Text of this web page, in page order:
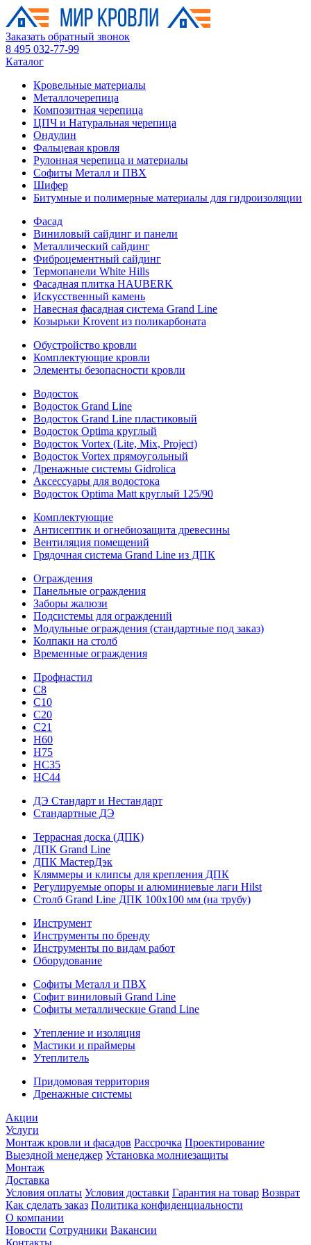
Заказать обратный звонок
8 495 032-77-99
Каталог
Кровельные материалы
Металлочерепица
Композитная черепица
ЦПЧ и Натуральная черепица
Ондулин
Фальцевая кровля
Рулонная черепица и материалы
Софиты Металл и ПВХ
Шифер
Битумные и полимерные материалы для гидроизоляции
Фасад
Виниловый сайдинг и панели
Металлический сайдинг
Фиброцементный сайдинг
Термопанели White Hills
Фасадная плитка HAUBERK
Искусственный камень
Навесная фасадная система Grand Line
Козырьки Krovent из поликарбоната
Обустройство кровли
Комплектующие кровли
Элементы безопасности кровли
Водосток
Водосток Grand Line
Водосток Grand Line пластиковый
Водосток Optima круглый
Водосток Vortex (Lite, Mix, Project)
Водосток Vortex прямоугольный
Дренажные системы Gidrolica
Аксессуары для водостока
Водосток Optima Matt круглый 125/90
Комплектующие
Антисептик и огнебиозащита древесины
Вентиляция помещений
Грядочная система Grand Line из ДПК
Ограждения
Панельные ограждения
Заборы жалюзи
Подсистемы для ограждений
Модульные ограждения (стандартные под заказ)
Колпаки на столб
Временные ограждения
Профнастил
С8
С10
С20
С21
H60
H75
HС35
НС44
ДЭ Стандарт и Нестандарт
Стандартные ДЭ
Террасная доска (ДПК)
ДПК Grand Line
ДПК МастерДэк
Кляммеры и клипсы для крепления ДПК
Регулируемые опоры и алюминиевые лаги Hilst
Столб Grand Line ДПК 100х100 мм (на трубу)
Инструмент
Инструменты по бренду
Инструменты по видам работ
Оборудование
Софиты Металл и ПВХ
Софит виниловый Grand Line
Софиты металлические Grand Line
Утепление и изоляция
Мастики и праймеры
Утеплитель
Придомовая территория
Дренажные системы
Акции
Услуги
Монтаж кровли и фасадов Рассрочка Проектирование
Выездной менеджер Установка молниезащиты
Монтаж
Доставка
Условия оплаты Условия доставки Гарантия на товар Возврат
Как сделать заказ Политика конфиденциальности
О компании
Новости Сотрудники Вакансии
Контакты